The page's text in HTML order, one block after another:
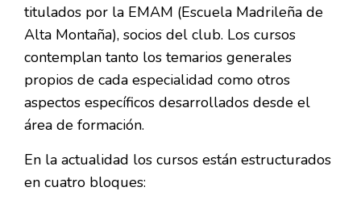
titulados por la EMAM (Escuela Madrileña de
Alta Montaña), socios del club. Los cursos
contemplan tanto los temarios generales
propios de cada especialidad como otros
aspectos específicos desarrollados desde el
área de formación.
En la actualidad los cursos están estructurados
en cuatro bloques: